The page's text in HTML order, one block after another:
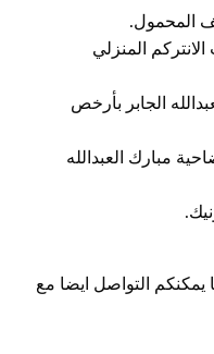
المحمول.
المنزلي
الجابر بأرخص
مبارك العبدالله
يمكنكم التواصل ايضا مع